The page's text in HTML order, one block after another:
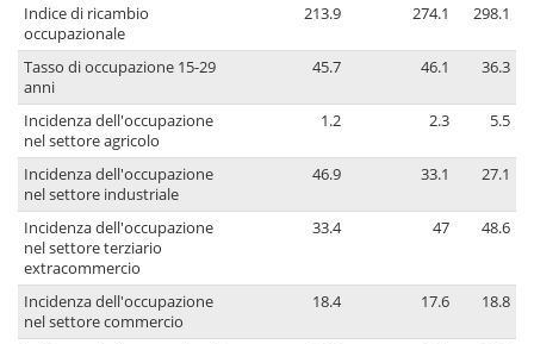
Indice di ricambio
occupazionale
213.9 274.1 298.1
Tasso di occupazione 15-29
anni
45.7 46.1 36.3
Incidenza dell'occupazione
nel settore agricolo
1.2 2.3 5.5
Incidenza dell'occupazione
nel settore industriale
46.9 33.1 27.1
Incidenza dell'occupazione
nel settore terziario
extracommercio
33.4 47 48.6
Incidenza dell'occupazione
nel settore commercio
18.4 17.6 18.8